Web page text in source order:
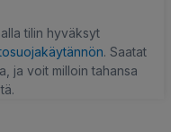
tilin hyväksyt
. Saatat
ja voit milloin tahansa